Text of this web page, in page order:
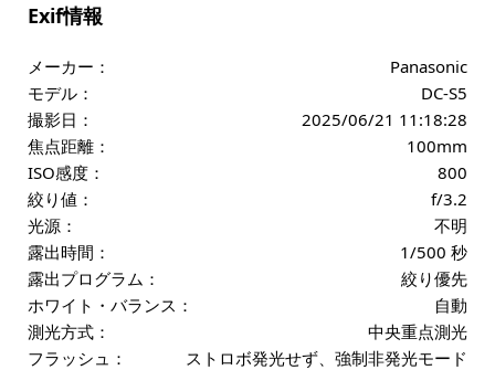
Exif情報
メーカー：
Panasonic
モデル：
DC-S5
撮影日：
2025/06/21 11:18:28
焦点距離：
100mm
ISO感度：
800
絞り値：
f/3.2
光源：
不明
露出時間：
1/500 秒
露出プログラム：
絞り優先
ホワイト・バランス：
自動
測光方式：
中央重点測光
フラッシュ：
ストロボ発光せず、強制非発光モード